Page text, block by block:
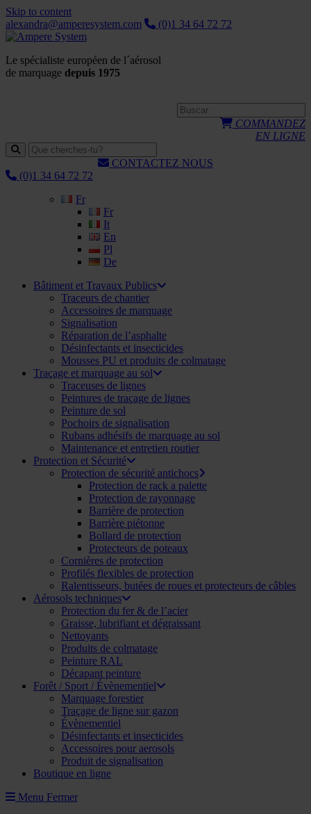
Skip to content
alexandra@amperesystem.com
(0)1 34 64 72 72
Le spécialiste européen de l´aérosol
de marquage depuis 1975
COMMANDEZ
EN LIGNE
CONTACTEZ NOUS
(0)1 34 64 72 72
Fr
Fr
It
En
Pl
De
Bâtiment et Travaux Publics
Traceurs de chantier
Accessoires de marquage
Signalisation
Réparation de l’asphalte
Désinfectants et insecticides
Mousses PU et produits de colmatage
Traçage et marquage au sol
Traceuses de lignes
Peintures de traçage de lignes
Peinture de sol
Pochoirs de signalisation
Rubans adhésifs de marquage au sol
Maintenance et entretien routier
Protection et Sécurité
Protection de sécurité antichocs
Protection de rack a palette
Protection de rayonnage
Barrière de protection
Barrière piétonne
Bollard de protection
Protecteurs de poteaux
Cornières de protection
Profilés flexibles de protection
Ralentisseurs, butées de roues et protecteurs de câbles
Aérosols techniques
Protection du fer & de l’acier
Graisse, lubrifiant et dégraissant
Nettoyants
Produits de colmatage
Peinture RAL
Décapant peinture
Forêt / Sport / Évènementiel
Marquage forestier
Traçage de ligne sur gazon
Évènementiel
Désinfectants et insecticides
Accessoires pour aerosols
Produit de signalisation
Boutique en ligne
Menu Fermer